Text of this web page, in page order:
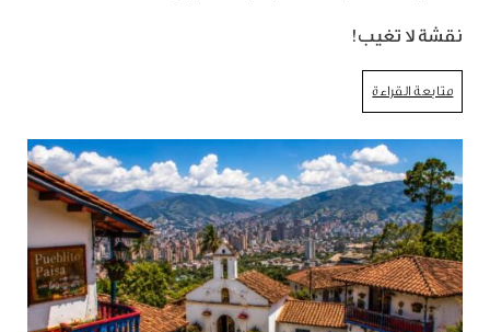
نقشة لا تغيب!
متابعة القراءة